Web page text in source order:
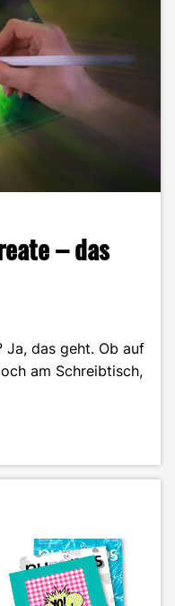
– das
Ja, das geht. Ob auf
am Schreibtisch,